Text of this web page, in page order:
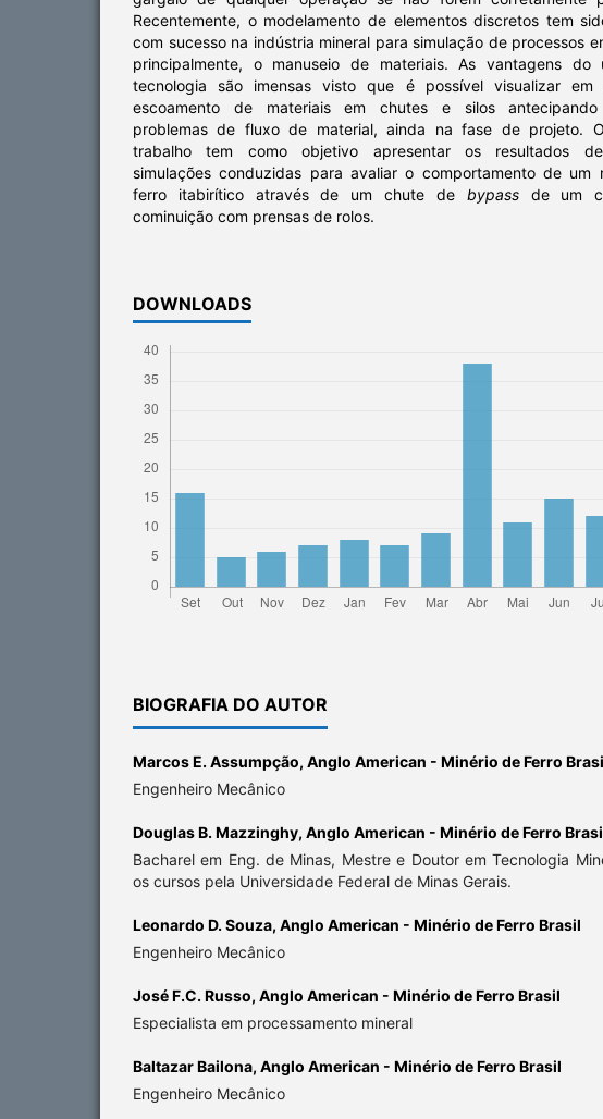
Recentemente, o modelamento de elementos discretos tem
com sucesso na indústria mineral para simulação de processos
principalmente, o manuseio de materiais. As vantagens do
tecnologia são imensas visto que é possível visualizar em
escoamento de materiais em chutes e silos antecipando
problemas de fluxo de material, ainda na fase de projeto.
trabalho tem como objetivo apresentar os resultados
simulações conduzidas para avaliar o comportamento de um
ferro itabirítico através de um chute de bypassde um
cominuição com prensas de rolos.
DOWNLOADS
BIOGRAFIA DO AUTOR
Marcos E. Assumpção, Anglo American - Minério de Ferro
Engenheiro Mecânico
Douglas B. Mazzinghy, Anglo American - Minério de Ferro
Bacharel em Eng. de Minas, Mestre e Doutor em Tecnologia
os cursos pela Universidade Federal de Minas Gerais.
Leonardo D. Souza, Anglo American - Minério de Ferro Brasil
Engenheiro Mecânico
José F.C. Russo, Anglo American - Minério de Ferro Brasil
Especialista em processamento mineral
Baltazar Bailona, Anglo American - Minério de Ferro Brasil
Engenheiro Mecânico